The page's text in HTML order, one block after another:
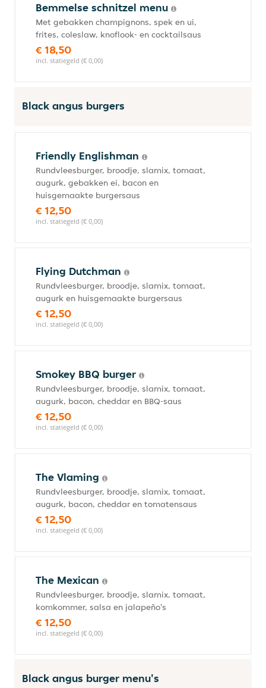
Bemmelse schnitzel menu
Met gebakken champignons, spek en ui,
frites, coleslaw, knoflook- en cocktailsaus
€ 18,50
incl. statiegeld (€ 0,00)
Black angus burgers
Friendly Englishman
Rundvleesburger, broodje, slamix, tomaat,
augurk, gebakken ei, bacon en
huisgemaakte burgersaus
€ 12,50
incl. statiegeld (€ 0,00)
Flying Dutchman
Rundvleesburger, broodje, slamix, tomaat,
augurk en huisgemaakte burgersaus
€ 12,50
incl. statiegeld (€ 0,00)
Smokey BBQ burger
Rundvleesburger, broodje, slamix, tomaat,
augurk, bacon, cheddar en BBQ-saus
€ 12,50
incl. statiegeld (€ 0,00)
The Vlaming
Rundvleesburger, broodje, slamix, tomaat,
augurk, bacon, cheddar en tomatensaus
€ 12,50
incl. statiegeld (€ 0,00)
The Mexican
Rundvleesburger, broodje, slamix, tomaat,
komkommer, salsa en jalapeño's
€ 12,50
incl. statiegeld (€ 0,00)
Black angus burger menu's